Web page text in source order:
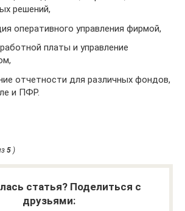
решений,
оперативного управления фирмой,
платы и управление
отчетности для различных фондов,
и ПФР.
5 )
статья? Поделиться с
друзьями: